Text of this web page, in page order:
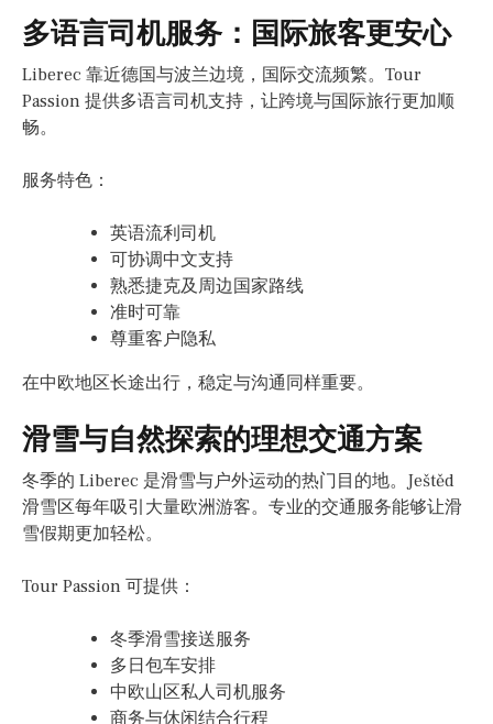
多语言司机服务：国际旅客更安心
Liberec 靠近德国与波兰边境，国际交流频繁。Tour
Passion 提供多语言司机支持，让跨境与国际旅行更加顺
畅。
服务特色：
英语流利司机
可协调中文支持
熟悉捷克及周边国家路线
准时可靠
尊重客户隐私
在中欧地区长途出行，稳定与沟通同样重要。
滑雪与自然探索的理想交通方案
冬季的 Liberec 是滑雪与户外运动的热门目的地。Ještěd
滑雪区每年吸引大量欧洲游客。专业的交通服务能够让滑
雪假期更加轻松。
Tour Passion 可提供：
冬季滑雪接送服务
多日包车安排
中欧山区私人司机服务
商务与休闲结合行程